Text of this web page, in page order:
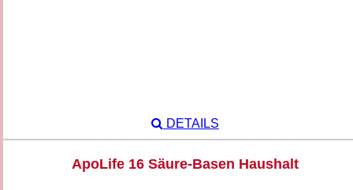
DETAILS
ApoLife 16 Säure-Basen Haushalt